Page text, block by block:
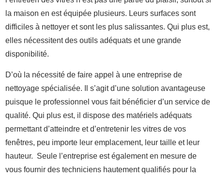
la maison en est équipée plusieurs. Leurs surfaces sont
difficiles à nettoyer et sont les plus salissantes. Qui plus est,
elles nécessitent des outils adéquats et une grande
disponibilité.
D’où la nécessité de faire appel à une entreprise de
nettoyage spécialisée. Il s’agit d’une solution avantageuse
puisque le professionnel vous fait bénéficier d’un service de
qualité. Qui plus est, il dispose des matériels adéquats
permettant d’atteindre et d’entretenir les vitres de vos
fenêtres, peu importe leur emplacement, leur taille et leur
hauteur. Seule l’entreprise est également en mesure de
vous fournir des techniciens hautement qualifiés pour la